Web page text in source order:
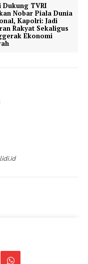
Dukung TVRI
Nobar Piala Dunia
Kapolri: Jadi
Rakyat Sekaligus
Ekonomi